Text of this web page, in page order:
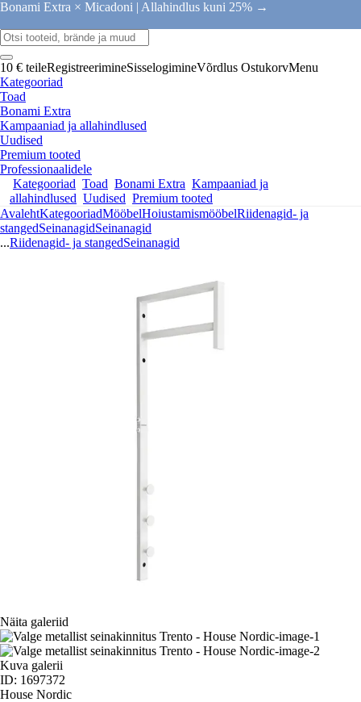
Bonami Extra × Micadoni | Allahindlus kuni 25% →
10 € teileRegistreerimineSisselogimineVõrdlus OstukorvMenu
Kategooriad
Toad
Bonami Extra
Kampaaniad ja allahindlused
Uudised
Premium tooted
Professionaalidele
Kategooriad Toad Bonami Extra Kampaaniad ja
allahindlused Uudised Premium tooted
AvalehtKategooriadMööbelHoiustamismööbelRiidenagid- ja
stangedSeinanagidSeinanagid
...Riidenagid- ja stangedSeinanagid
Näita galeriid
Kuva galerii
ID: 1697372
House Nordic